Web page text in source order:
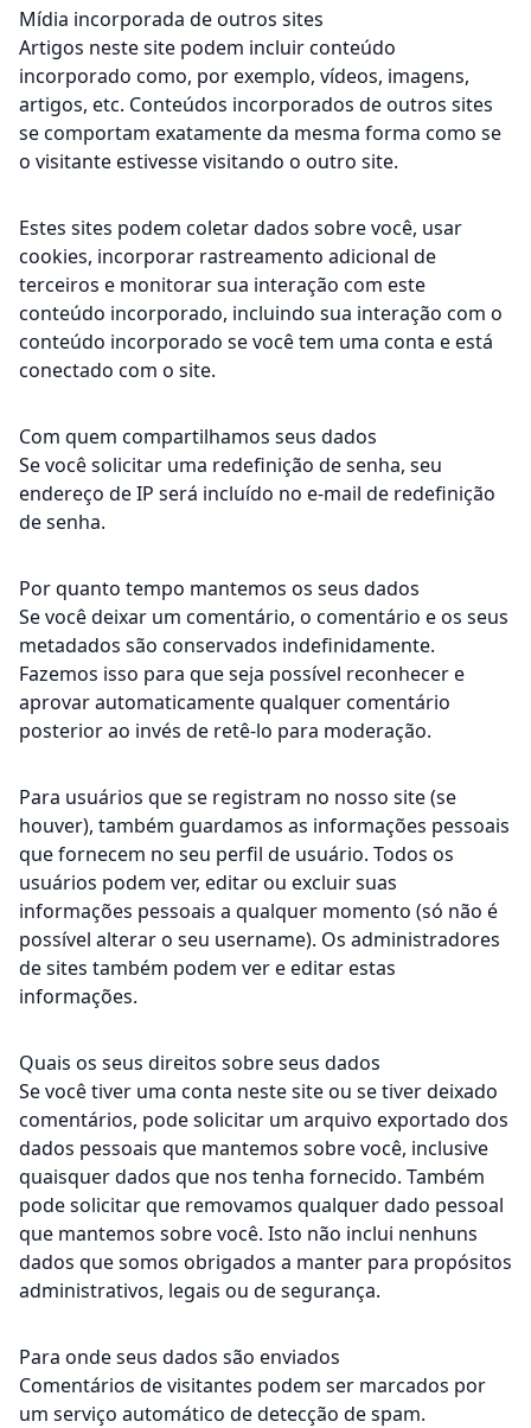
Mídia incorporada de outros sites
Artigos neste site podem incluir conteúdo
incorporado como, por exemplo, vídeos, imagens,
artigos, etc. Conteúdos incorporados de outros sites
se comportam exatamente da mesma forma como se
o visitante estivesse visitando o outro site.
Estes sites podem coletar dados sobre você, usar
cookies, incorporar rastreamento adicional de
terceiros e monitorar sua interação com este
conteúdo incorporado, incluindo sua interação com o
conteúdo incorporado se você tem uma conta e está
conectado com o site.
Com quem compartilhamos seus dados
Se você solicitar uma redefinição de senha, seu
endereço de IP será incluído no e-mail de redefinição
de senha.
Por quanto tempo mantemos os seus dados
Se você deixar um comentário, o comentário e os seus
metadados são conservados indefinidamente.
Fazemos isso para que seja possível reconhecer e
aprovar automaticamente qualquer comentário
posterior ao invés de retê-lo para moderação.
Para usuários que se registram no nosso site (se
houver), também guardamos as informações pessoais
que fornecem no seu perfil de usuário. Todos os
usuários podem ver, editar ou excluir suas
informações pessoais a qualquer momento (só não é
possível alterar o seu username). Os administradores
de sites também podem ver e editar estas
informações.
Quais os seus direitos sobre seus dados
Se você tiver uma conta neste site ou se tiver deixado
comentários, pode solicitar um arquivo exportado dos
dados pessoais que mantemos sobre você, inclusive
quaisquer dados que nos tenha fornecido. Também
pode solicitar que removamos qualquer dado pessoal
que mantemos sobre você. Isto não inclui nenhuns
dados que somos obrigados a manter para propósitos
administrativos, legais ou de segurança.
Para onde seus dados são enviados
Comentários de visitantes podem ser marcados por
um serviço automático de detecção de spam.